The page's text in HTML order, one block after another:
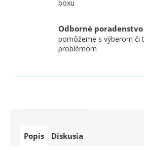
boxu
Odborné poradenstvo
pomôžeme s výberom či
problémom
Popis Diskusia